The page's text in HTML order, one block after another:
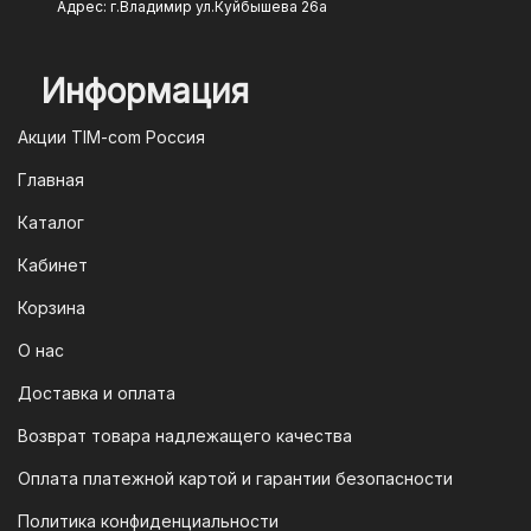
2. Оплата через систему быстрых
платежей (СПБ)
Мы следим за современными
систему быстрых платежей (СПБ).
предоставлен QR-код. Просто
доступен для большинства российских
3. Оплата по QR-коду
Адрес: г.Владимир ул.Куйбышева 26а
Информация
Акции TIM-com Россия
Главная
Каталог
Кабинет
Корзина
О нас
Доставка и оплата
Возврат товара надлежащего качества
Оплата платежной картой и гарантии безопасности
Политика конфиденциальности